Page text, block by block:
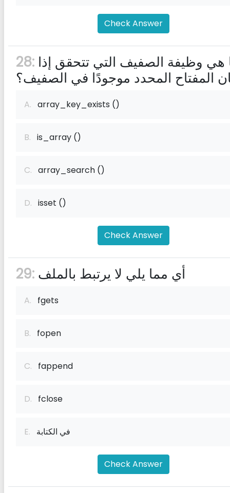
Check Answer
28:
المفتاح المحدد موجودًا في الصفيف؟
A. array_key_exists ()
B. is_array ()
C. array_search ()
D. isset ()
Check Answer
29: أي مما يلي لا يرتبط بالملف
A. fgets
B. fopen
C. fappend
D. fclose
E. في الكتابة
Check Answer